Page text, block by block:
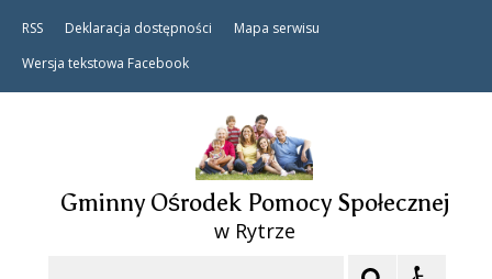
RSS Deklaracja dostępności
Mapa serwisu
Wersja tekstowa Facebook
Gminny Ośrodek Pomocy Społecznej
w Rytrze